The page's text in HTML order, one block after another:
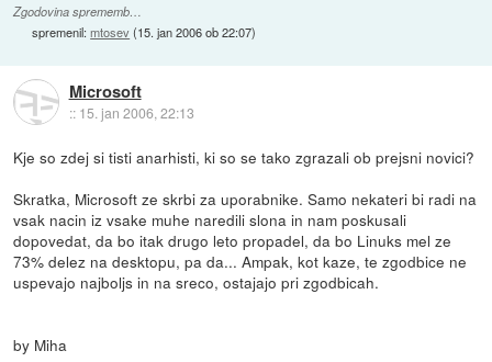
Zgodovina sprememb…
spremenil:mtosev(15. jan 2006 ob 22:07)
Microsoft
:: 15. jan 2006, 22:13
Kje so zdej si tisti anarhisti, ki so se tako zgrazali ob prejsni novici?
Skratka, Microsoft ze skrbi za uporabnike. Samo nekateri bi radi na
vsak nacin iz vsake muhe naredili slona in nam poskusali
dopovedat, da bo itak drugo leto propadel, da bo Linuks mel ze
73% delez na desktopu, pa da... Ampak, kot kaze, te zgodbice ne
uspevajo najboljs in na sreco, ostajajo pri zgodbicah.
by Miha